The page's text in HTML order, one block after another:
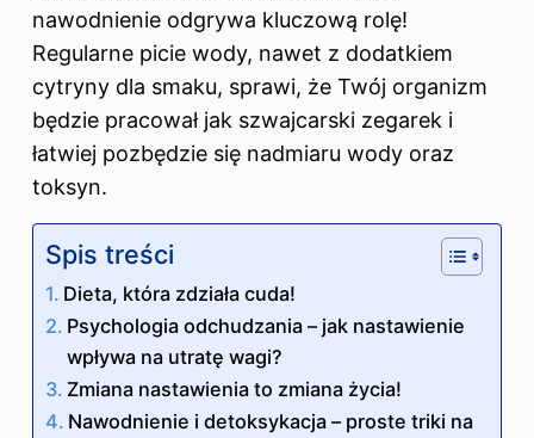
nawodnienie odgrywa kluczową rolę!
Regularne picie wody, nawet z dodatkiem
cytryny dla smaku, sprawi, że Twój organizm
będzie pracował jak szwajcarski zegarek i
łatwiej pozbędzie się nadmiaru wody oraz
toksyn.
Spis treści
Dieta, która zdziała cuda!
Psychologia odchudzania – jak nastawienie
wpływa na utratę wagi?
Zmiana nastawienia to zmiana życia!
Nawodnienie i detoksykacja – proste triki na